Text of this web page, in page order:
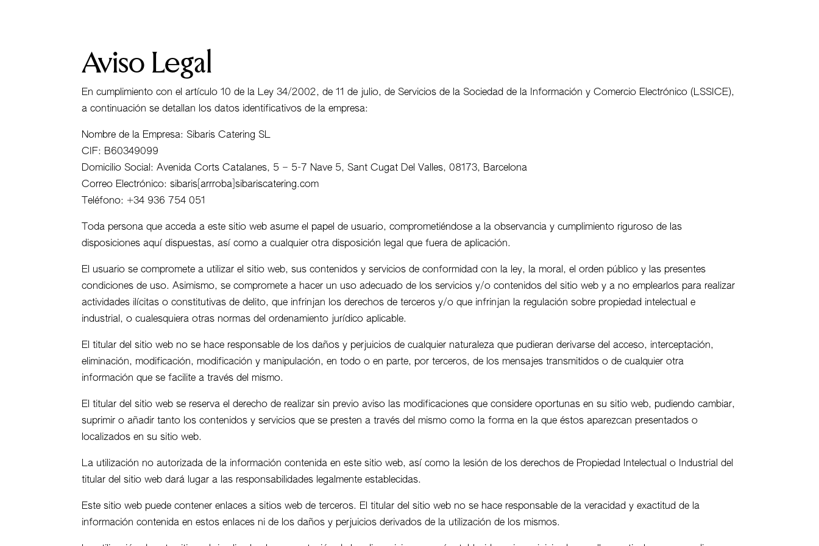
Aviso Legal
En cumplimiento con el artículo 10 de la Ley 34/2002, de 11 de julio, de Servicios de la Sociedad de la Información y Comercio Electrónico (LSSICE),
a continuación se detallan los datos identificativos de la empresa:
Nombre de la Empresa: Sibaris Catering SL
CIF: B60349099
Domicilio Social: Avenida Corts Catalanes, 5 – 5-7 Nave 5, Sant Cugat Del Valles, 08173, Barcelona
Correo Electrónico: sibaris[arrroba]sibariscatering.com
Teléfono: +34 936 754 051
Toda persona que acceda a este sitio web asume el papel de usuario, comprometiéndose a la observancia y cumplimiento riguroso de las
disposiciones aquí dispuestas, así como a cualquier otra disposición legal que fuera de aplicación.
El usuario se compromete a utilizar el sitio web, sus contenidos y servicios de conformidad con la ley, la moral, el orden público y las presentes
condiciones de uso. Asimismo, se compromete a hacer un uso adecuado de los servicios y/o contenidos del sitio web y a no emplearlos para realizar
actividades ilícitas o constitutivas de delito, que infrinjan los derechos de terceros y/o que infrinjan la regulación sobre propiedad intelectual e
industrial, o cualesquiera otras normas del ordenamiento jurídico aplicable.
El titular del sitio web no se hace responsable de los daños y perjuicios de cualquier naturaleza que pudieran derivarse del acceso, interceptación,
eliminación, modificación, modificación y manipulación, en todo o en parte, por terceros, de los mensajes transmitidos o de cualquier otra
información que se facilite a través del mismo.
El titular del sitio web se reserva el derecho de realizar sin previo aviso las modificaciones que considere oportunas en su sitio web, pudiendo cambiar,
suprimir o añadir tanto los contenidos y servicios que se presten a través del mismo como la forma en la que éstos aparezcan presentados o
localizados en su sitio web.
La utilización no autorizada de la información contenida en este sitio web, así como la lesión de los derechos de Propiedad Intelectual o Industrial del
titular del sitio web dará lugar a las responsabilidades legalmente establecidas.
Este sitio web puede contener enlaces a sitios web de terceros. El titular del sitio web no se hace responsable de la veracidad y exactitud de la
información contenida en estos enlaces ni de los daños y perjuicios derivados de la utilización de los mismos.